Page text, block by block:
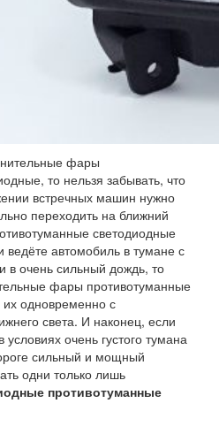
фары
то нельзя забывать, что
встречных машин нужно
переходить на ближний
светодиодные
автомобиль в тумане с
в очень сильный дождь, то
фары противотуманные
одновременно с
света. И наконец, если
очень густого тумана
сильный и мощный
одни только лишь
противотуманные